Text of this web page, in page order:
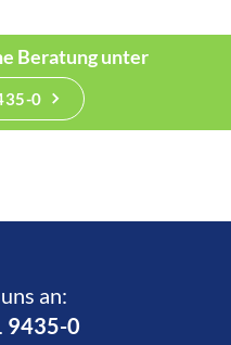
Beratung unter
0
an:­
9435-0